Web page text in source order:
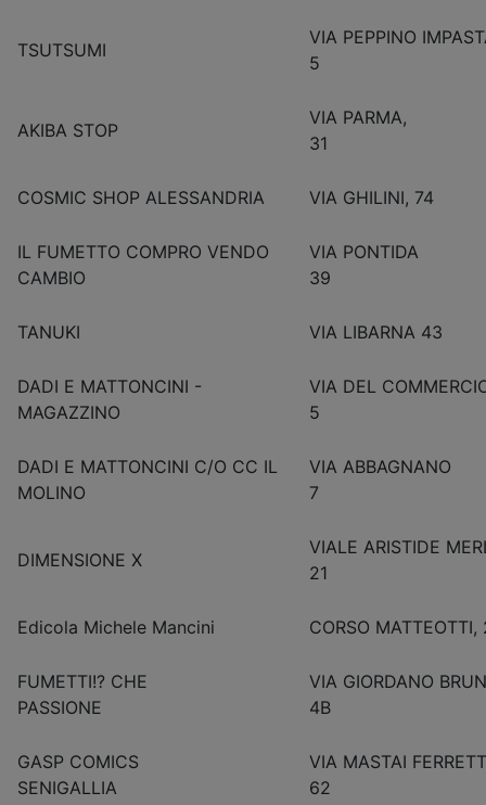
TSUTSUMI
VIA PEPPINO
5
AKIBA STOP
VIA PARMA,
31
COSMIC SHOP ALESSANDRIA VIA GHILINI, 74
IL FUMETTO COMPRO VENDO
CAMBIO
VIA PONTIDA
39
TANUKI VIA LIBARNA 43
DADI E MATTONCINI -
MAGAZZINO
VIA DEL
5
DADI E MATTONCINI C/O CC IL
MOLINO
VIA ABBAGNANO
7
DIMENSIONE X
VIALE ARISTIDE
21
Edicola Michele Mancini CORSO MATTEOTTI,
FUMETTI!? CHE
PASSIONE
VIA GIORDANO
4B
GASP COMICS
SENIGALLIA
VIA MASTAI
62